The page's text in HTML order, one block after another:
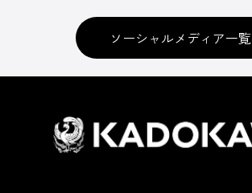
ソーシャルメディア一覧